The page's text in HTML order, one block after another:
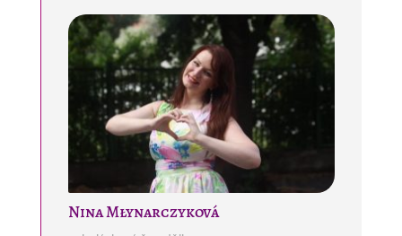
Nina Młynarczyková